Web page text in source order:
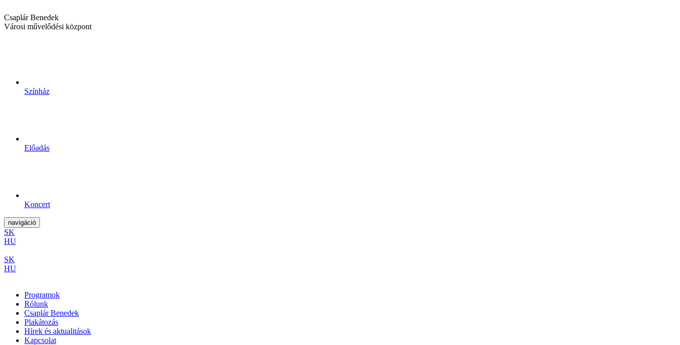
Csaplár Benedek
Városi művelődési központ
Színház
Előadás
Koncert
navigáció
SK
HU
SK
HU
Programok
Rólunk
Csaplár Benedek
Plakátozás
Hírek és aktualitások
Kapcsolat